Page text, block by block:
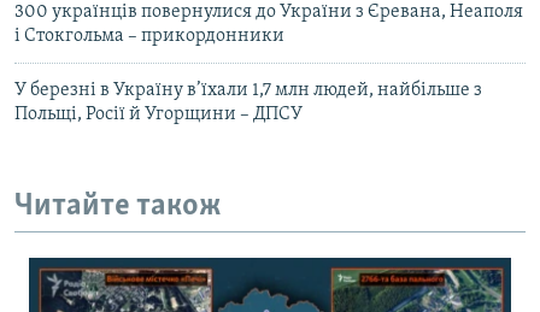
300 українців повернулися до України з Єревана, Неаполя
і Стокгольма – прикордонники
У березні в Україну в’їхали 1,7 млн людей, найбільше з
Польщі, Росії й Угорщини – ДПСУ
Читайте також